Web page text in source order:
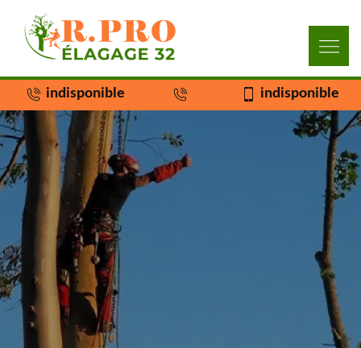
indisponible indisponible